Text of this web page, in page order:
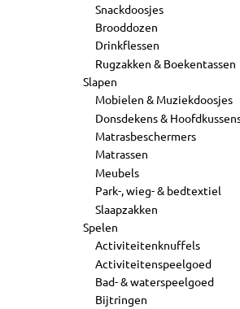
Snackdoosjes
Brooddozen
Drinkflessen
Rugzakken & Boekentassen
Slapen
Mobielen & Muziekdoosjes
Donsdekens &
Matrasbeschermers
Matrassen
Meubels
Park-, wieg- & bedtextiel
Slaapzakken
Spelen
Activiteitenknuffels
Activiteitenspeelgoed
Bad- & waterspeelgoed
Bijtringen